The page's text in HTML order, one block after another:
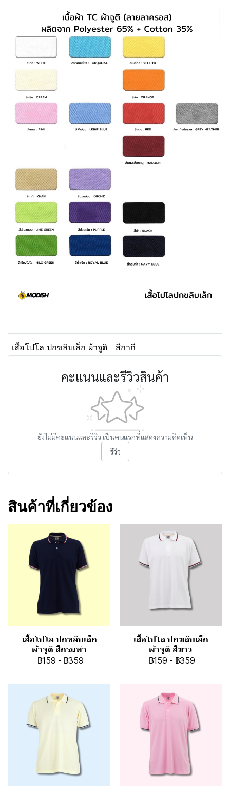
เสื้อโปโล ปกขลิบเล็ก ผ้าจูติ สีกากี
คะแนนและรีวิวสินค้า
ยังไม่มีคะแนนและรีวิว เป็นคนแรกที่แสดงความคิดเห็น
รีวิว
สินค้าที่เกี่ยวข้อง
เสื้อโปโล ปกขลิบเล็ก
ผ้าจูติ สีกรมท่า
฿159 - ฿359
เสื้อโปโล ปกขลิบเล็ก
ผ้าจูติ สีขาว
฿159 - ฿359